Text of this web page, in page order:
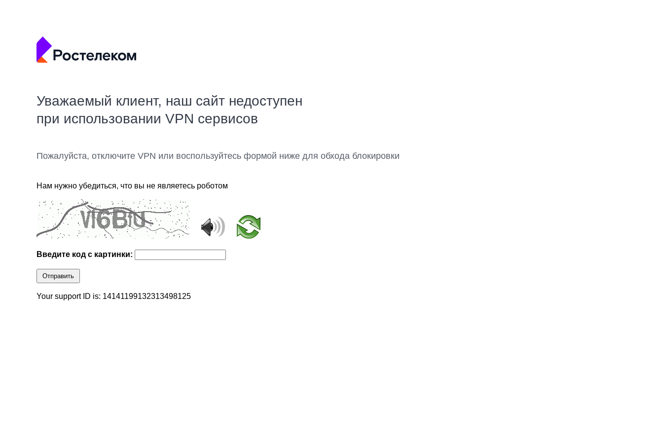
Уважаемый клиент, наш сайт недоступен
при использовании VPN сервисов
Пожалуйста, отключите VPN или воспользуйтесь формой ниже для обхода блокировки
Нам нужно убедиться, что вы не являетесь роботом
Введите код с картинки:
Отправить
Your support ID is: 14141199132313498125